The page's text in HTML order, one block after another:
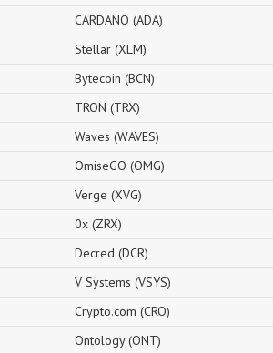
CARDANO (ADA)
Stellar (XLM)
Bytecoin (BCN)
TRON (TRX)
Waves (WAVES)
OmiseGO (OMG)
Verge (XVG)
0x (ZRX)
Decred (DCR)
V Systems (VSYS)
Crypto.com (CRO)
Ontology (ONT)